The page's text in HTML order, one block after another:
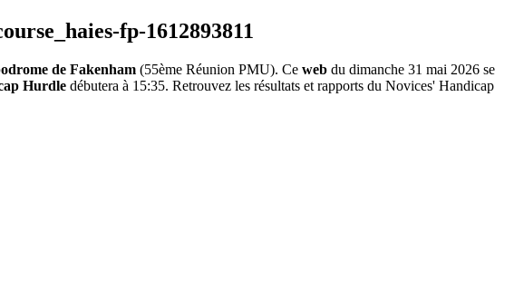
de Fakenham (55ème Réunion PMU). Ce web du dimanche 31 mai 2026 se
Hurdle débutera à 15:35. Retrouvez les résultats et rapports du Novices' Handicap